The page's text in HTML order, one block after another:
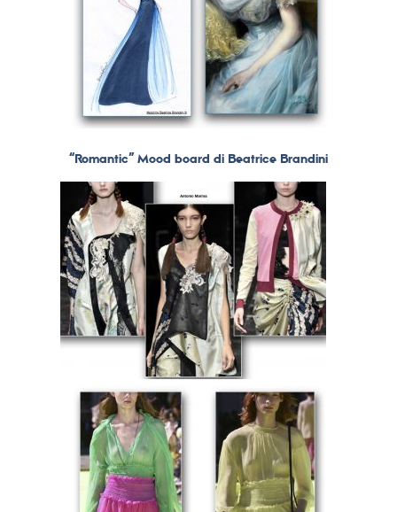
“Romantic” Mood board di Beatrice Brandini